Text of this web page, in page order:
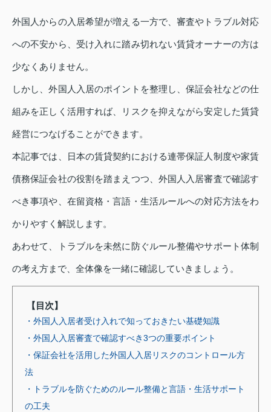
外国人からの入居希望が増える一方で、審査やトラブル対応
への不安から、受け入れに踏み切れない賃貸オーナーの方は
少なくありません。
しかし、外国人入居のポイントを整理し、保証会社などの仕
組みを正しく活用すれば、リスクを抑えながら安定した賃貸
経営につなげることができます。
本記事では、日本の賃貸契約における連帯保証人制度や家賃
債務保証会社の役割を踏まえつつ、外国人入居審査で確認す
べき事項や、在留資格・言語・生活ルールへの対応方法をわ
かりやすく解説します。
あわせて、トラブルを未然に防ぐルール整備やサポート体制
の考え方まで、全体像を一緒に確認していきましょう。
【目次】
・外国人入居者受け入れで知っておきたい基礎知識
・外国人入居審査で確認すべき3つの重要ポイント
・保証会社を活用した外国人入居リスクのコントロール方
法
・トラブルを防ぐためのルール整備と言語・生活サポート
の工夫